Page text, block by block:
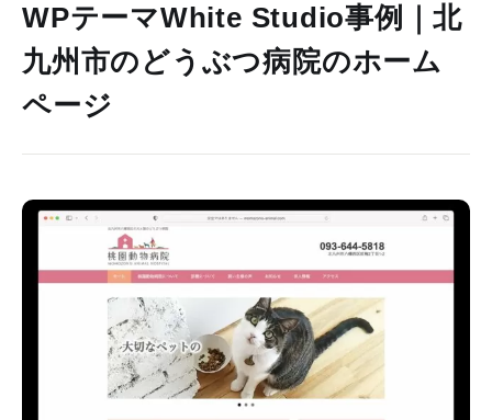
WPテーマWhite Studio事例｜北
九州市のどうぶつ病院のホーム
ページ